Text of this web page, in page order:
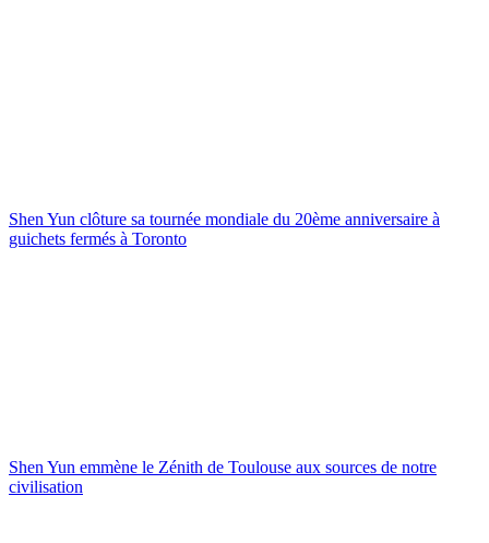
Shen Yun clôture sa tournée mondiale du 20ème anniversaire à
guichets fermés à Toronto
Shen Yun emmène le Zénith de Toulouse aux sources de notre
civilisation